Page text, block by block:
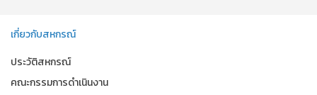
เกี่ยวกับสหกรณ์
ประวัติสหกรณ์
คณะกรรมการดำเนินงาน